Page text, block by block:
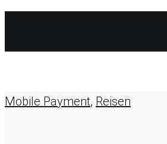
Mobile Payment, Reisen